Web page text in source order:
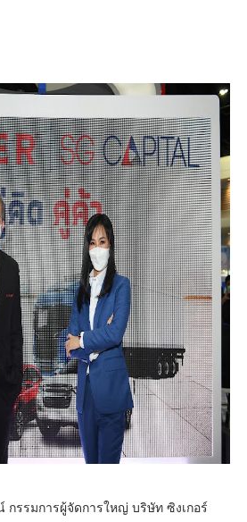
รรมการผู้จัดการใหญ่ บริษัท ซิงเกอร์